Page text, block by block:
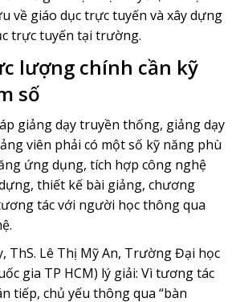
về giáo dục trực tuyến và xây dựng
trực tuyến tại trường.
lượng chính cần kỹ
số
giảng dạy truyền thống, giảng dạy
viên phải có một số kỹ năng phù
ứng dụng, tích hợp công nghệ
thiết kế bài giảng, chương
tác với người học thông qua
ThS. Lê Thị Mỹ An, Trường Đại học
gia TP HCM) lý giải: Vì tương tác
tiếp, chủ yếu thông qua “bàn